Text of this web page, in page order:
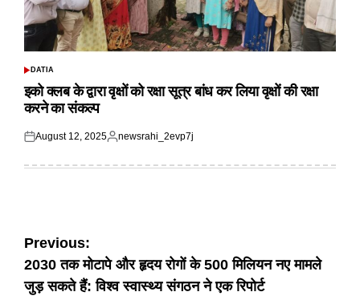
POSTED
DATIA
इको क्लब के द्वारा वृक्षों को रक्षा सूत्र बांध कर लिया वृक्षों की रक्षा
करने का संकल्प
Posted
August 12, 2025
Posted
newsrahi_2evp7j
Post
navigation
Previous:
2030 तक मोटापे और हृदय रोगों के 500 मिलियन नए मामले
जुड़ सकते हैं: विश्व स्वास्थ्य संगठन ने एक रिपोर्ट